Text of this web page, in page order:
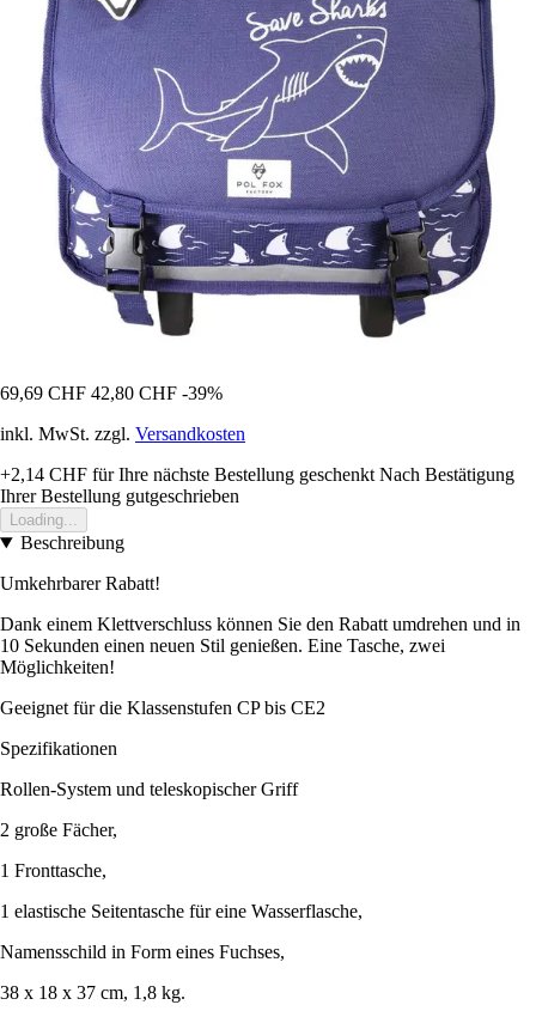
69,69 CHF 42,80 CHF -39%
inkl. MwSt. zzgl. Versandkosten
+2,14 CHF für Ihre nächste Bestellung geschenkt Nach Bestätigung
Ihrer Bestellung gutgeschrieben
Loading...
Beschreibung
Umkehrbarer Rabatt!
Dank einem Klettverschluss können Sie den Rabatt umdrehen und in
10 Sekunden einen neuen Stil genießen. Eine Tasche, zwei
Möglichkeiten!
Geeignet für die Klassenstufen CP bis CE2
Spezifikationen
Rollen-System und teleskopischer Griff
2 große Fächer,
1 Fronttasche,
1 elastische Seitentasche für eine Wasserflasche,
Namensschild in Form eines Fuchses,
38 x 18 x 37 cm, 1,8 kg.